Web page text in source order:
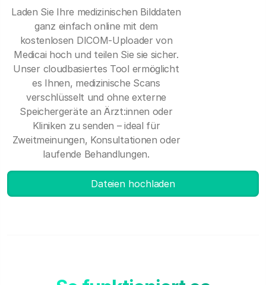
Laden Sie Ihre medizinischen Bilddaten
ganz einfach online mit dem
kostenlosen DICOM-Uploader von
Medicai hoch und teilen Sie sie sicher.
Unser cloudbasiertes Tool ermöglicht
es Ihnen, medizinische Scans
verschlüsselt und ohne externe
Speichergeräte an Ärzt:innen oder
Kliniken zu senden – ideal für
Zweitmeinungen, Konsultationen oder
laufende Behandlungen.
Dateien hochladen